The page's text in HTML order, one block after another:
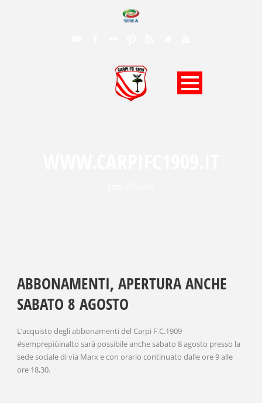
ABBONAMENTI, APERTURA ANCHE
SABATO 8 AGOSTO
L’acquisto degli abbonamenti del Carpi F.C.1909
#semprepiùinalto sarà possibile anche sabato 8 agosto presso la
sede sociale di via Marx e con orario continuato dalle ore 9 alle
ore 18,30.